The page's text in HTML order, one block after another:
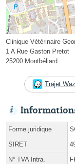
Clinique Vétérinaire
1 A Rue Gaston Pretot
25200 Montbéliard
Trajet
Forme juridique
SIRET
N° TVA Intra.